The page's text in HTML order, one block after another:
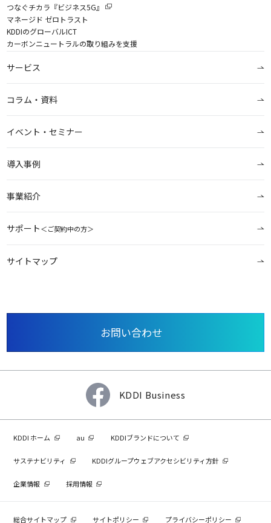
つなぐチカラ『ビジネス5G』
マネージド ゼロトラスト
KDDIのグローバルICT
カーボンニュートラルの取り組みを支援
サービス
コラム・資料
イベント・セミナー
導入事例
事業紹介
サポート＜ご契約中の方＞
サイトマップ
お問い合わせ
KDDI Business
KDDI ホーム au KDDIブランドについて
サステナビリティ KDDIグループウェブアクセシビリティ方針
企業情報 採用情報
総合サイトマップ サイトポリシー プライバシーポリシー